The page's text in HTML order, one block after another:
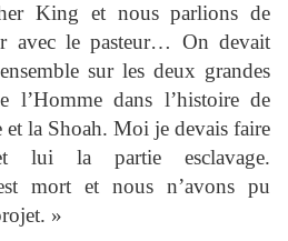
King et nous parlions de
avec le pasteur… On devait
sur les deux grandes
l’Homme dans l’histoire de
et la Shoah. Moi je devais faire
lui la partie esclavage.
mort et nous n’avons pu
»